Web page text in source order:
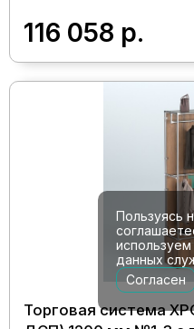
116 058 р.
Торговая система
Пользуясь
данных
Согласен